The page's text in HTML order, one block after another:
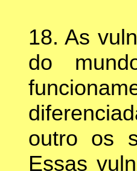
18. As
do
outro os
Essas